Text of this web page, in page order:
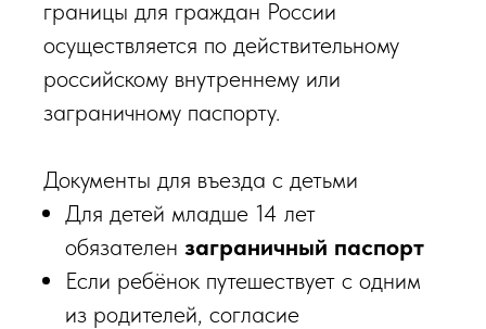
границы для граждан России
осуществляется по действительному
российскому внутреннему или
заграничному паспорту.
Документы для въезда с детьми
Для детей младше 14 лет
обязателен заграничный паспорт
Если ребёнок путешествует с одним
из родителей, согласие